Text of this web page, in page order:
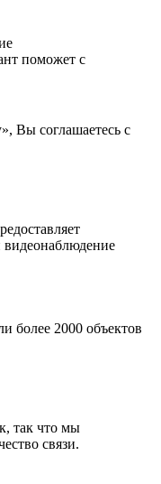
поможет с
Вы соглашаетесь с
видеонаблюдение
более 2000 объектов
так что мы
связи.